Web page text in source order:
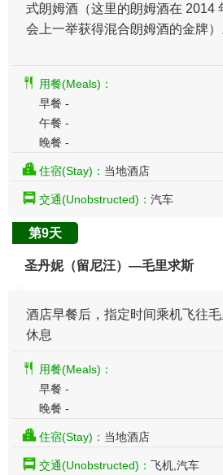
式朗姆酒（这里的朗姆酒在 2014
会上一举获得混合朗姆酒的金牌）
用餐(Meals)：
早餐 -
午餐 -
晚餐 -
住宿(Stay)： 当地酒店
交通(Unobstructed)： 汽车
第9天
圣丹妮（留尼汪）—毛里求斯
酒店早餐后，指定时间乘机飞往
休息
用餐(Meals)：
早餐 -
晚餐 -
住宿(Stay)： 当地酒店
交通(Unobstructed)： 飞机,汽车